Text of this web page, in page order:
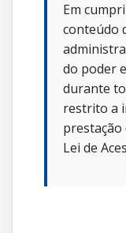
Em
conteúdo
do poder
durante
restrito a
prestação
Lei de